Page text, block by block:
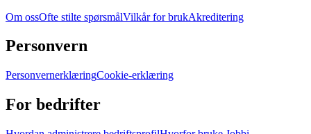
Om ossOfte stilte spørsmålVilkår for brukAkreditering
Personvern
PersonvernerklæringCookie-erklæring
For bedrifter